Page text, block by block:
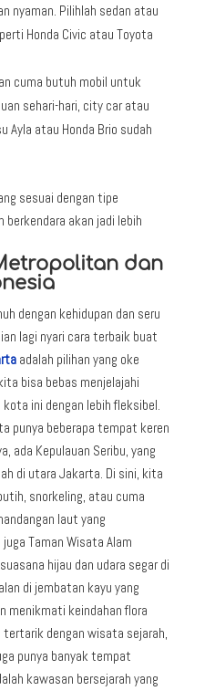
nyaman. Pilihlah sedan atau
Honda Civic atau Toyota
cuma butuh mobil untuk
sehari-hari, city car atau
Ayla atau Honda Brio sudah
sesuai dengan tipe
berkendara akan jadi lebih
dan
dengan kehidupan dan seru
lagi nyari cara terbaik buat
adalah pilihan yang oke
bisa bebas menjelajahi
ini dengan lebih fleksibel.
punya beberapa tempat keren
ada Kepulauan Seribu, yang
di utara Jakarta. Di sini, kita
snorkeling, atau cuma
laut yang
Taman Wisata Alam
hijau dan udara segar di
di jembatan kayu yang
menikmati keindahan flora
dengan wisata sejarah,
punya banyak tempat
kawasan bersejarah yang